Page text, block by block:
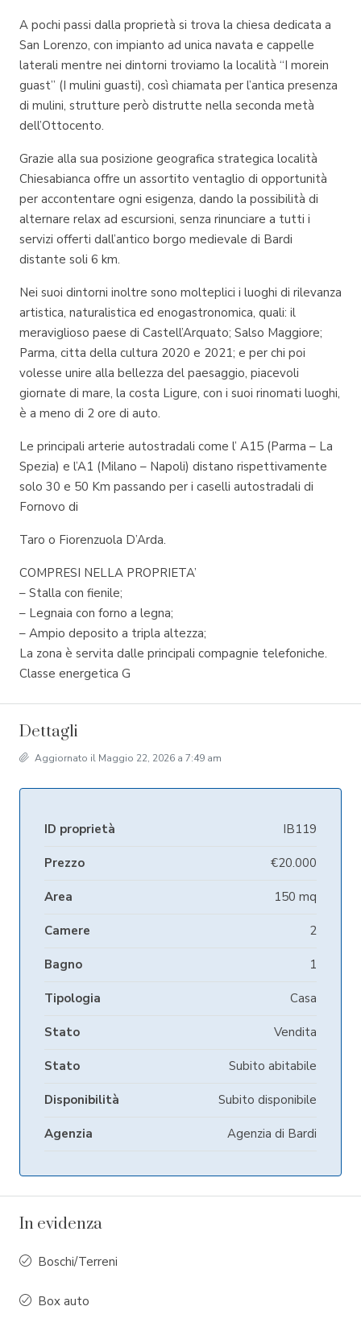
A pochi passi dalla proprietà si trova la chiesa dedicata a
San Lorenzo, con impianto ad unica navata e cappelle
laterali mentre nei dintorni troviamo la località “I morein
guast” (I mulini guasti), così chiamata per l’antica presenza
di mulini, strutture però distrutte nella seconda metà
dell’Ottocento.
Grazie alla sua posizione geografica strategica località
Chiesabianca offre un assortito ventaglio di opportunità
per accontentare ogni esigenza, dando la possibilità di
alternare relax ad escursioni, senza rinunciare a tutti i
servizi offerti dall’antico borgo medievale di Bardi
distante soli 6 km.
Nei suoi dintorni inoltre sono molteplici i luoghi di rilevanza
artistica, naturalistica ed enogastronomica, quali: il
meraviglioso paese di Castell’Arquato; Salso Maggiore;
Parma, citta della cultura 2020 e 2021; e per chi poi
volesse unire alla bellezza del paesaggio, piacevoli
giornate di mare, la costa Ligure, con i suoi rinomati luoghi,
è a meno di 2 ore di auto.
Le principali arterie autostradali come l’ A15 (Parma – La
Spezia) e l’A1 (Milano – Napoli) distano rispettivamente
solo 30 e 50 Km passando per i caselli autostradali di
Fornovo di
Taro o Fiorenzuola D’Arda.
COMPRESI NELLA PROPRIETA’
– Stalla con fienile;
– Legnaia con forno a legna;
– Ampio deposito a tripla altezza;
La zona è servita dalle principali compagnie telefoniche.
Classe energetica G
Dettagli
Aggiornato il Maggio 22, 2026 a 7:49 am
ID proprietà IB119
Prezzo €20.000
Area 150 mq
Camere 2
Bagno 1
Tipologia Casa
Stato Vendita
Stato Subito abitabile
Disponibilità Subito disponibile
Agenzia Agenzia di Bardi
In evidenza
Boschi/Terreni
Box auto